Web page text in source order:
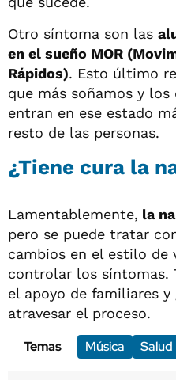
Otro síntoma son las
en el sueño MOR
Rápidos). Esto último
que más soñamos y
entran en ese estado
resto de las personas.
¿Tiene cura la
Lamentablemente, la
pero se puede tratar
cambios en el estilo de
controlar los síntomas.
el apoyo de familiares
atravesar el proceso.
Temas
Música Salud